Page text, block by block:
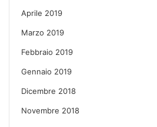
Aprile 2019
Marzo 2019
Febbraio 2019
Gennaio 2019
Dicembre 2018
Novembre 2018